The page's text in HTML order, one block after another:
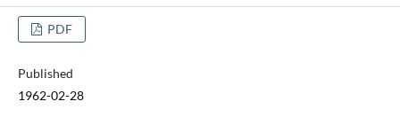
PDF
Published
1962-02-28